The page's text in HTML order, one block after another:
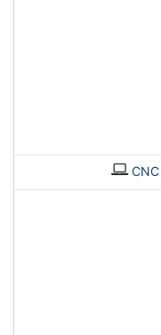
CNC